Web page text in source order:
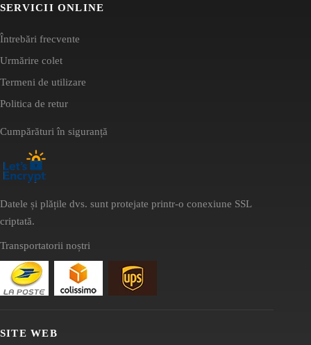
SERVICII ONLINE
Întrebări frecvente
Urmărire colet
Termeni de utilizare
Politica de retur
Cumpărături în siguranță
Datele și plățile dvs. sunt protejate printr-o conexiune SSL
criptată.
Transportatorii noștri
SITE WEB